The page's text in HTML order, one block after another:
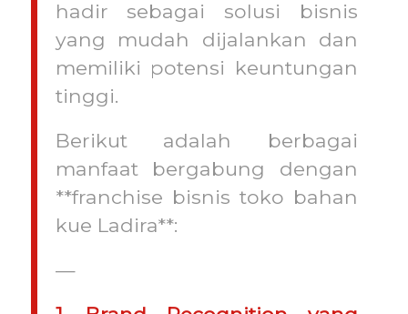
hadir sebagai solusi bisnis
yang mudah dijalankan dan
memiliki potensi keuntungan
tinggi.
Berikut adalah berbagai
manfaat bergabung dengan
**franchise bisnis toko bahan
kue Ladira**:
—